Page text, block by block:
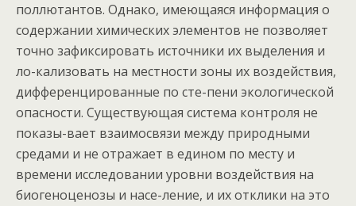
поллютантов. Однако, имеющаяся информация о
содержании химических элементов не позволяет
точно зафиксировать источники их выделения и
ло-кализовать на местности зоны их воздействия,
дифференцированные по сте-пени экологической
опасности. Существующая система контроля не
показы-вает взаимосвязи между природными
средами и не отражает в едином по месту и
времени исследовании уровни воздействия на
биогеноценозы и насе-ление, и их отклики на это